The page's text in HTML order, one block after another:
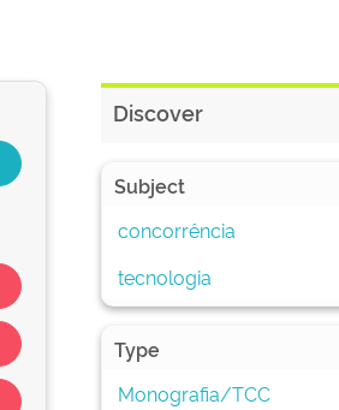
Discover
Subject
concorrência
tecnologia
Type
Monografia/TCC